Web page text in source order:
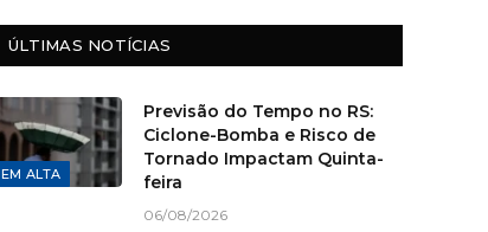
ÚLTIMAS NOTÍCIAS
EM ALTA
Previsão do Tempo no RS:
Ciclone-Bomba e Risco de
Tornado Impactam Quinta-
feira
06/08/2026